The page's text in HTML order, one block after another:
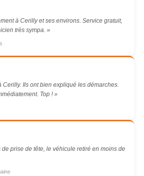
à Cerilly et ses environs. Service gratuit,
très sympa. »
Cerilly. Ils ont bien expliqué les démarches.
Top ! »
de prise de tête, le véhicule retiré en moins de